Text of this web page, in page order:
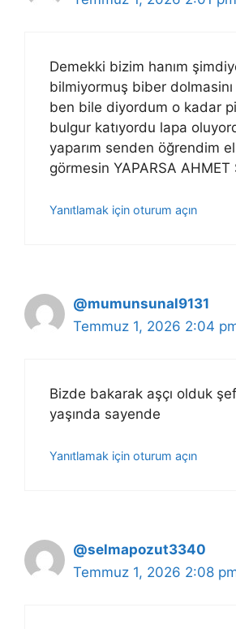
Demekki bizim hanım
bilmiyormuş biber dolmasinı
ben bile diyordum o kadar
bulgur katıyordu lapa
yaparım senden öğrendim
görmesin YAPARSA AHMET
Yanıtlamak için oturum açın
@mumunsunal9131
Temmuz 1, 2026 2:04
Bizde bakarak aşçı olduk
yaşında sayende
Yanıtlamak için oturum açın
@selmapozut3340
Temmuz 1, 2026 2:08